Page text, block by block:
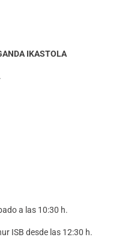
IKASTOLA
a las 10:30 h.
ISB desde las 12:30 h.